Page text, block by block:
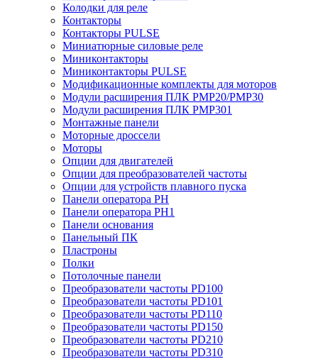
Колодки для реле
Контакторы
Контакторы PULSE
Миниатюрные силовые реле
Миниконтакторы
Миниконтакторы PULSE
Модификационные комплекты для моторов
Модули расширения ПЛК PMP20/PMP30
Модули расширения ПЛК PMP301
Монтажные панели
Моторные дроссели
Моторы
Опции для двигателей
Опции для преобразователей частоты
Опции для устройств плавного пуска
Панели оператора PH
Панели оператора PH1
Панели основания
Панельный ПК
Пластроны
Полки
Потолочные панели
Преобразователи частоты PD100
Преобразователи частоты PD101
Преобразователи частоты PD110
Преобразователи частоты PD150
Преобразователи частоты PD210
Преобразователи частоты PD310